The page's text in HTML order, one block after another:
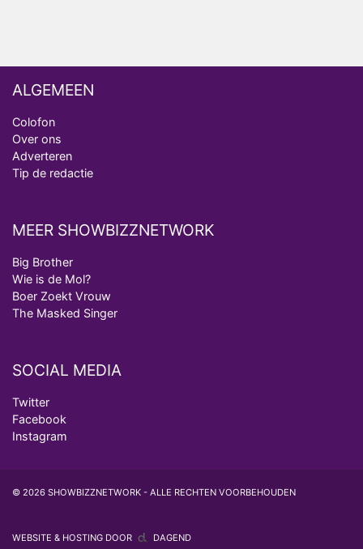
ALGEMEEN
Colofon
Over ons
Adverteren
Tip de redactie
MEER SHOWBIZZNETWORK
Big Brother
Wie is de Mol?
Boer Zoekt Vrouw
The Masked Singer
SOCIAL MEDIA
Twitter
Facebook
Instagram
© 2026 SHOWBIZZNETWORK - ALLE RECHTEN VOORBEHOUDEN
WEBSITE & HOSTING DOOR DAGEND